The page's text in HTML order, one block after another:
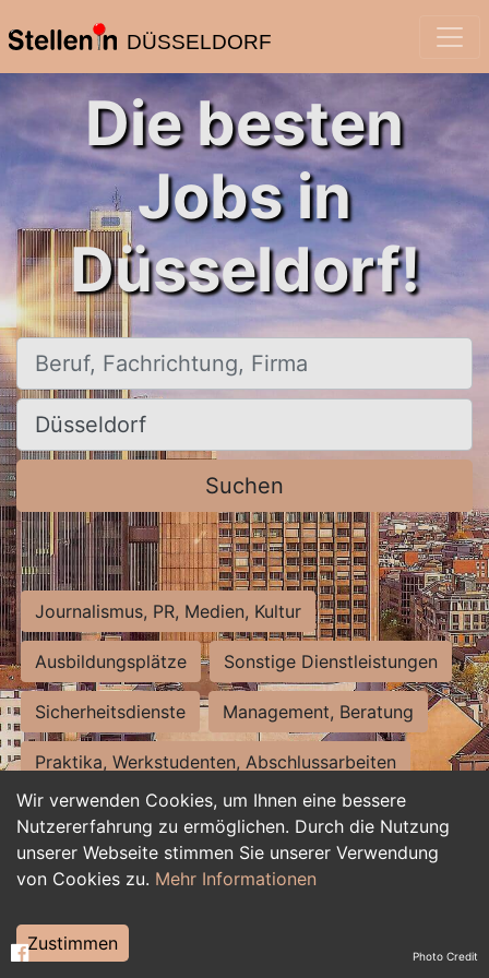
DÜSSELDORF
Wir verwenden Cookies, um Ihnen eine bessere
Nutzererfahrung zu ermöglichen. Durch die Nutzung
unserer Webseite stimmen Sie unserer Verwendung
von Cookies zu. Mehr Informationen
Zustimmen
Die besten
Jobs in
Düsseldorf!
Beruf, Fachrichtung, Firma
Ort, Stadt
Suchen
Journalismus, PR, Medien, Kultur
Ausbildungsplätze Sonstige Dienstleistungen
Sicherheitsdienste Management, Beratung
Praktika, Werkstudenten, Abschlussarbeiten
Personalwesen Assistenz, Sekretariat
Hilfskräfte, Aushilfs- und Nebenjobs
Weiterbildung, Studium, duale Ausbildung Photo Credit